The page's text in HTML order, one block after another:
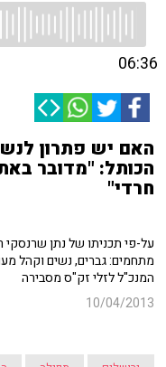
06:36
האם יש פתרון
הכותל: "מדובר
חרדי"
על-פי תכניתו של נתן
מתחמים: גברים, נשים וקהל
המנכ"ל לזלי זק"ס מסבירה
10/04/2013